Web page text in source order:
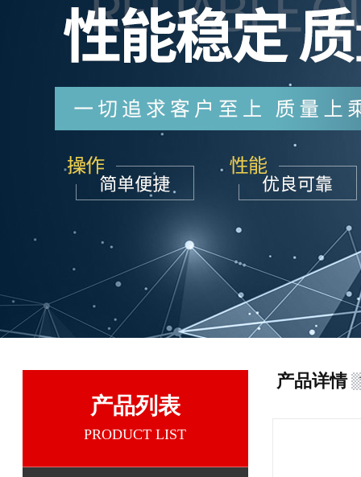
产品列表
PRODUCT LIST
产品详情